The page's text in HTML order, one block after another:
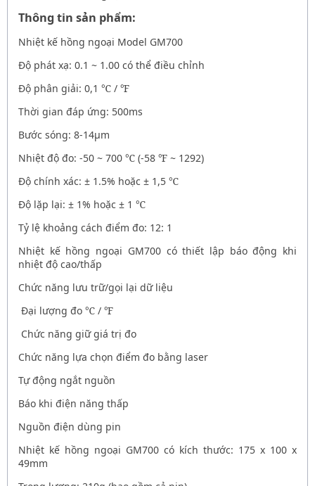
Thông tin sản phẩm:
Nhiệt kế hồng ngoại Model GM700
Độ phát xạ: 0.1 ~ 1.00 có thể điều chỉnh
Độ phân giải: 0,1 ℃ / ℉
Thời gian đáp ứng: 500ms
Bước sóng: 8-14μm
Nhiệt độ đo: -50 ~ 700 ℃ (-58 ℉ ~ 1292)
Độ chính xác: ± 1.5% hoặc ± 1,5 ℃
Độ lặp lại: ± 1% hoặc ± 1 ℃
Tỷ lệ khoảng cách điểm đo: 12: 1
Nhiệt kế hồng ngoại GM700có thiết lập báo động khi
nhiệt độ cao/thấp
Chức năng lưu trữ/gọi lại dữ liệu
Đại lượng đo ℃ / ℉
Chức năng giữ giá trị đo
Chức năng lựa chọn điểm đo bằng laser
Tự động ngắt nguồn
Báo khi điện năng thấp
Nguồn điện dùng pin
Nhiệt kế hồng ngoại GM700 có kích thước: 175 x 100 x
49mm